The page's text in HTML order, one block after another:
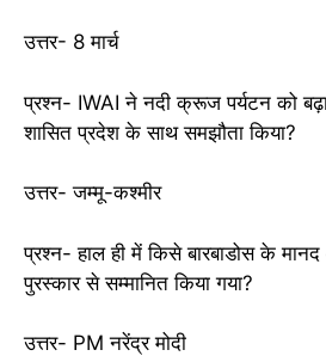
उत्तर- 8 मार्च
प्रश्न- IWAI ने नदी क्रूज पर्यटन को
शासित प्रदेश के साथ समझौता किया?
उत्तर- जम्मू-कश्मीर
प्रश्न- हाल ही में किसे बारबाडोस के
पुरस्कार से सम्मानित किया गया?
उत्तर- PM नरेंद्र मोदी